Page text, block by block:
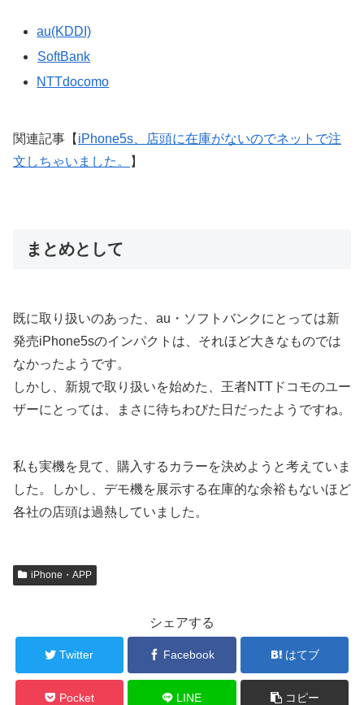
au(KDDI)
SoftBank
NTTdocomo
関連記事【 iPhone5s、店頭に在庫がないのでネットで注
文しちゃいました。
】
まとめとして
既に取り扱いのあった、au・ソフトバンクにとっては新
発売iPhone5sのインパクトは、それほど大きなものでは
なかったようです。
しかし、新規で取り扱いを始めた、王者NTTドコモのユー
ザーにとっては、まさに待ちわびた日だったようですね。
私も実機を見て、購入するカラーを決めようと考えていま
した。しかし、デモ機を展示する在庫的な余裕もないほど
各社の店頭は過熱していました。
iPhone・APP
シェアする
Twitter Facebook はてブ
Pocket LINE コピー